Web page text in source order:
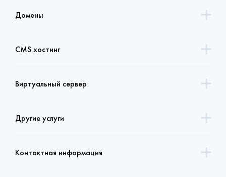
Домены
CMS хостинг
Виртуальный сервер
Другие услуги
Контактная информация